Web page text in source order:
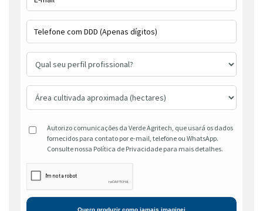
Autorizo comunicações da Verde Agritech, que usará os dados
fornecidos para contato por e-mail, telefone ou WhatsApp.
Consulte nossa Política de Privacidade para mais detalhes.